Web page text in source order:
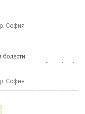
София
болести
София
- - -